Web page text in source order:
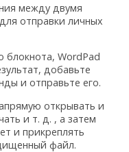
между двумя
отправки личных
WordPad
добавьте
и отправьте его.
открывать и
и т. д. , а затем
и прикреплять
файл.